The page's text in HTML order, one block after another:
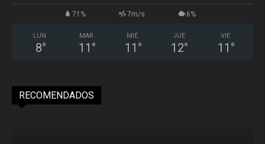
71% 7m/s 6%
LUN
8°
MAR
11 °
MIÉ
11 °
JUE
12°
VIE
11 °
RECOMENDADOS